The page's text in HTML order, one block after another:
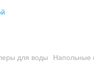
для воды Напольные